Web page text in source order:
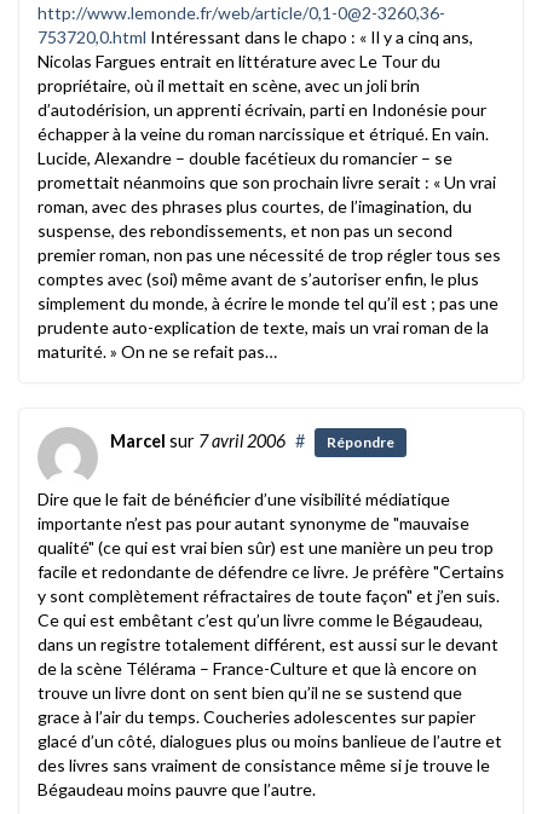
http://www.lemonde.fr/web/article/0,1-0@2-3260,36-
753720,0.html Intéressant dans le chapo : « Il y a cinq ans,
Nicolas Fargues entrait en littérature avec Le Tour du
propriétaire, où il mettait en scène, avec un joli brin
d’autodérision, un apprenti écrivain, parti en Indonésie pour
échapper à la veine du roman narcissique et étriqué. En vain.
Lucide, Alexandre – double facétieux du romancier – se
promettait néanmoins que son prochain livre serait : « Un vrai
roman, avec des phrases plus courtes, de l’imagination, du
suspense, des rebondissements, et non pas un second
premier roman, non pas une nécessité de trop régler tous ses
comptes avec (soi) même avant de s’autoriser enfin, le plus
simplement du monde, à écrire le monde tel qu’il est ; pas une
prudente auto-explication de texte, mais un vrai roman de la
maturité. » On ne se refait pas…
Marcel sur 7 avril 2006 # Répondre
Dire que le fait de bénéficier d’une visibilité médiatique
importante n’est pas pour autant synonyme de "mauvaise
qualité" (ce qui est vrai bien sûr) est une manière un peu trop
facile et redondante de défendre ce livre. Je préfère "Certains
y sont complètement réfractaires de toute façon" et j’en suis.
Ce qui est embêtant c’est qu’un livre comme le Bégaudeau,
dans un registre totalement différent, est aussi sur le devant
de la scène Télérama – France-Culture et que là encore on
trouve un livre dont on sent bien qu’il ne se sustend que
grace à l’air du temps. Coucheries adolescentes sur papier
glacé d’un côté, dialogues plus ou moins banlieue de l’autre et
des livres sans vraiment de consistance même si je trouve le
Bégaudeau moins pauvre que l’autre.